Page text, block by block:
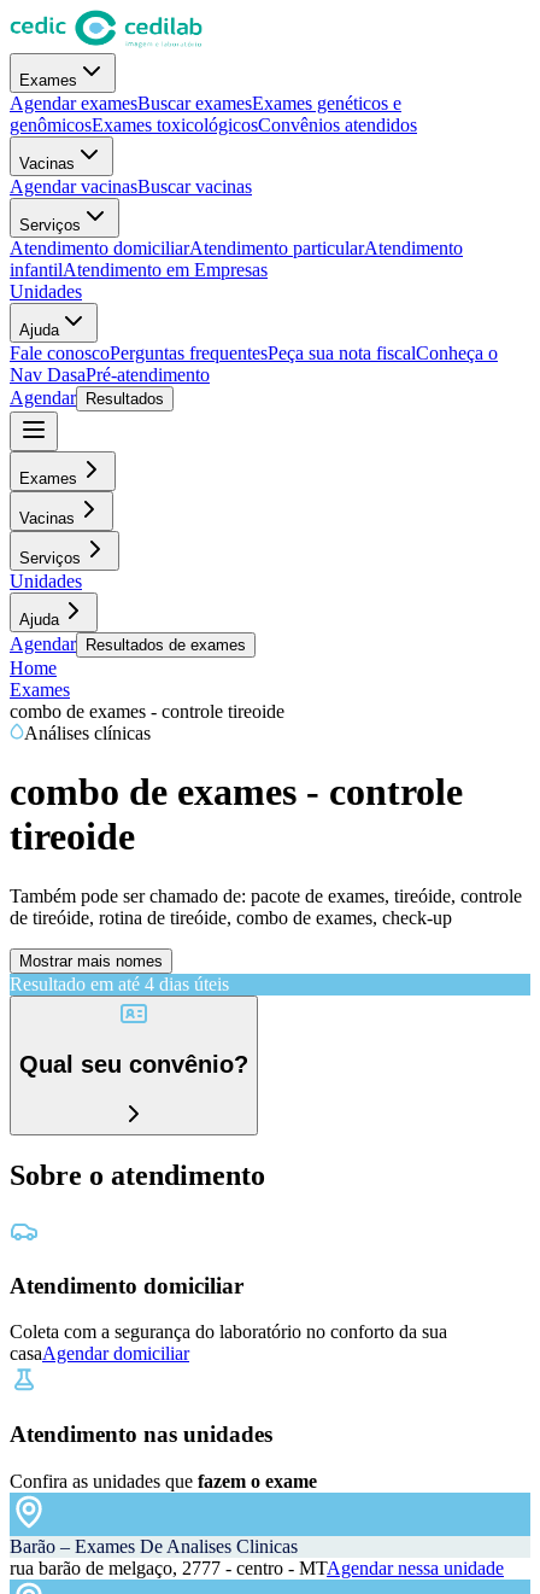
Exames
Agendar examesBuscar examesExames genéticos e
genômicosExames toxicológicosConvênios atendidos
Vacinas
Agendar vacinasBuscar vacinas
Serviços
Atendimento domiciliarAtendimento particularAtendimento
infantilAtendimento em Empresas
Unidades
Ajuda
Fale conoscoPerguntas frequentesPeça sua nota fiscalConheça o
Nav DasaPré-atendimento
Agendar
Resultados
Exames
Vacinas
Serviços
Unidades
Ajuda
Agendar Resultados de exames
Home
Exames
combo de exames - controle tireoide
Análises clínicas
combo de exames - controle
tireoide
Também pode ser chamado de: pacote de exames, tireóide, controle
de tireóide, rotina de tireóide, combo de exames, check-up
Mostrar mais nomes
Resultado em até 4 dias úteis
Qual seu convênio?
Sobre o atendimento
Atendimento domiciliar
Coleta com a segurança do laboratório no conforto da sua
casaAgendar domiciliar
Atendimento nas unidades
Confira as unidades que fazem o exame
Barão – Exames De Analises Clinicas
rua barão de melgaço, 2777 - centro - MTAgendar nessa unidade